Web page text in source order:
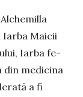
Iarba Maicii
Iarba fe­
din me­dicina
a fi